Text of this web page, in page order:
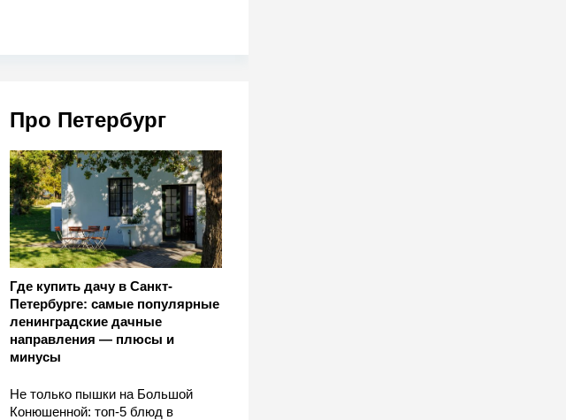
Про Петербург
Где купить дачу в Санкт-
Петербурге: самые популярные
ленинградские дачные
направления — плюсы и
минусы
Не только пышки на Большой
Конюшенной: топ-5 блюд в